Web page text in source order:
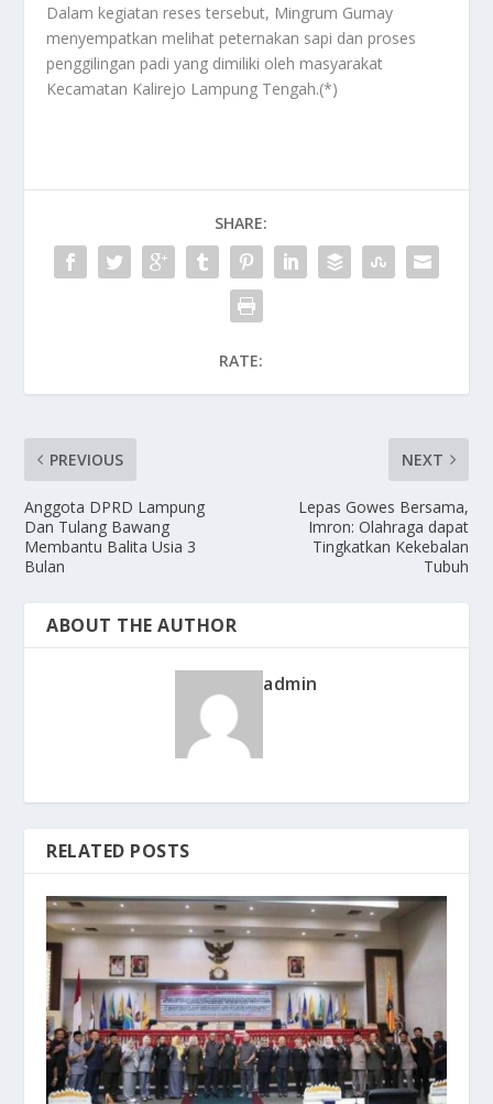
Dalam kegiatan reses tersebut, Mingrum Gumay
menyempatkan melihat peternakan sapi dan proses
penggilingan padi yang dimiliki oleh masyarakat
Kecamatan Kalirejo Lampung Tengah.(*)
SHARE:
RATE:
PREVIOUS
Anggota DPRD Lampung
Dan Tulang Bawang
Membantu Balita Usia 3
Bulan
NEXT
Lepas Gowes Bersama,
Imron: Olahraga dapat
Tingkatkan Kekebalan
Tubuh
ABOUT THE AUTHOR
admin
RELATED POSTS